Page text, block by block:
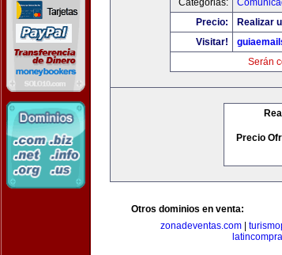
Categorias:
Precio:
Realizar
Visitar!
Serán
Precio
Otros dominios en venta:
zonadeventas.com|